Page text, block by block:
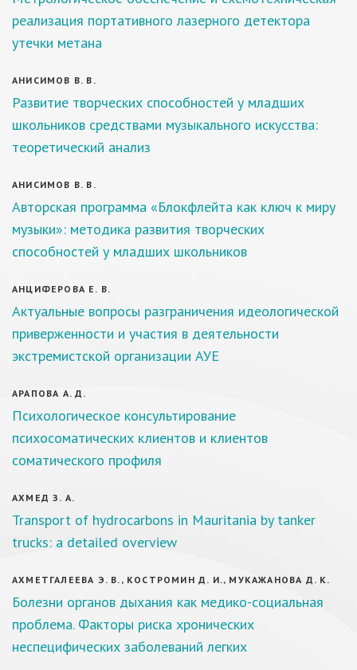
реализация портативного лазерного детектора
утечки метана
АНИСИМОВ В. В.
Развитие творческих способностей у младших
школьников средствами музыкального искусства:
теоретический анализ
АНИСИМОВ В. В.
Авторская программа «Блокфлейта как ключ к миру
музыки»: методика развития творческих
способностей у младших школьников
АНЦИФЕРОВА Е. В.
Актуальные вопросы разграничения идеологической
приверженности и участия в деятельности
экстремистской организации АУЕ
АРАПОВА А. Д.
Психологическое консультирование
психосоматических клиентов и клиентов
соматического профиля
АХМЕД З. А.
Transport of hydrocarbons in Mauritania by tanker
trucks: a detailed overview
АХМЕТГАЛЕЕВА Э. В., КОСТРОМИН Д. И., МУКАЖАНОВА Д. К.
Болезни органов дыхания как медико-социальная
проблема. Факторы риска хронических
неспецифических заболеваний легких